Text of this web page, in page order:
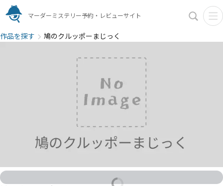
マーダーミステリー予約・レビューサイト
作品を探す 鳩のクルッポーまじっく